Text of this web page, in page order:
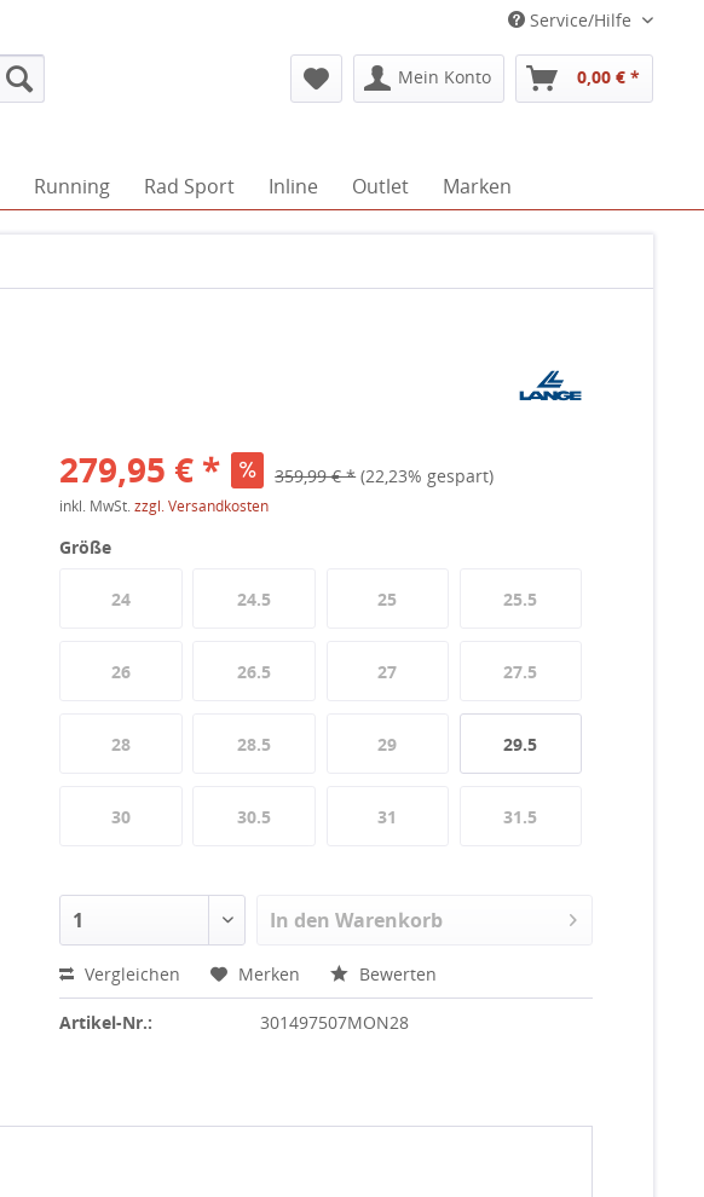
Service/Hilfe
Mein Konto 0,00 € *
Running Rad Sport Inline Outlet Marken
279,95 € * 359,99 € * (22,23% gespart)
inkl. MwSt.zzgl. Versandkosten
Größe
24 24.5 25 25.5
26 26.5 27 27.5
28 28.5 29 29.5
30 30.5 31 31.5
In den Warenkorb
Vergleichen Merken Bewerten
Artikel-Nr.: 301497507MON28